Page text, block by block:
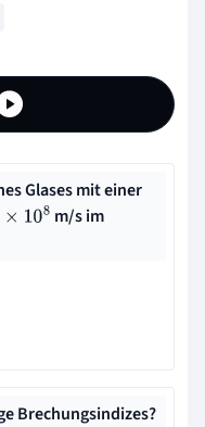
Glases mit einer
8
m/s im
Brechungsindizes?